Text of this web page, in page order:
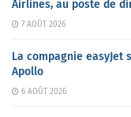
Airlines, au poste de
7 AOÛT 2026
La compagnie
Apollo
6 AOÛT 2026